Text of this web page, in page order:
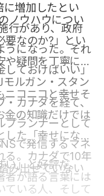
に増加したとい
行があり、政府
うになった。それ
ておけばいい」
ノウハウについ
要なのか?」とい
や疑問を丁寧に取
モルガン・スタン
・カナダを経て、
プランナーとして
で発信するマネ
」と好評だ。
ニコニコと幸せそ
金の知識だけでは
した「幸せになる
る。カナダで10年
者が語る言葉には
み出せていない
ている人、そして